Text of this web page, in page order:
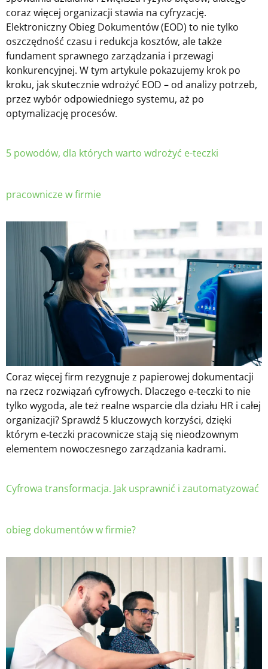
coraz więcej organizacji stawia na cyfryzację.
Elektroniczny Obieg Dokumentów (EOD) to nie tylko
oszczędność czasu i redukcja kosztów, ale także
fundament sprawnego zarządzania i przewagi
konkurencyjnej. W tym artykule pokazujemy krok po
kroku, jak skutecznie wdrożyć EOD – od analizy potrzeb,
przez wybór odpowiedniego systemu, aż po
optymalizację procesów.
5 powodów, dla których warto wdrożyć e-teczki
pracownicze w firmie
Coraz więcej firm rezygnuje z papierowej dokumentacji
na rzecz rozwiązań cyfrowych. Dlaczego e-teczki to nie
tylko wygoda, ale też realne wsparcie dla działu HR i całej
organizacji? Sprawdź 5 kluczowych korzyści, dzięki
którym e-teczki pracownicze stają się nieodzownym
elementem nowoczesnego zarządzania kadrami.
Cyfrowa transformacja. Jak usprawnić i zautomatyzować
obieg dokumentów w firmie?